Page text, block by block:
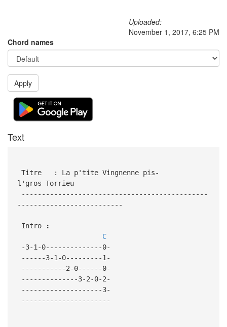
Uploaded:
November 1, 2017, 6:25 PM
Chord names
Apply
Text
Titre : La p'tite Vingnenne pis-
l'gros Torrieu
----------------------------------------------
--------------------------
Intro
:
C
-3-1-0--------------0-
------3-1-0---------1-
-----------2-0------0-
--------------3-2-0-2-
--------------------3-
----------------------